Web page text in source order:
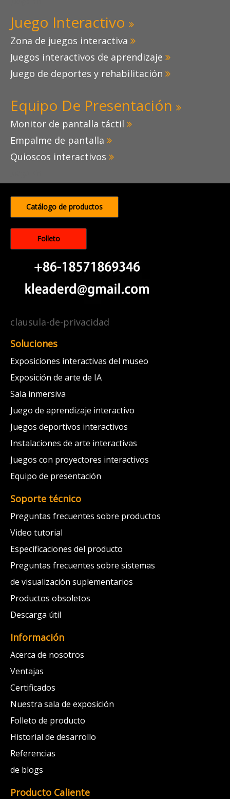
Juego Interactivo 
Zona de juegos interactiva 
Juegos interactivos de aprendizaje 
Juego de deportes y rehabilitación 
Equipo De Presentación 
Monitor de pantalla táctil 
Empalme de pantalla 
Quioscos interactivos 
Catálogo de productos
Folleto
clausula-de-privacidad
Soluciones
Exposiciones interactivas del museo
Exposición de arte de IA
Sala inmersiva
Juego de aprendizaje interactivo
Juegos deportivos interactivos
Instalaciones de arte interactivas
Juegos con proyectores interactivos
Equipo de presentación
Soporte técnico
Preguntas frecuentes sobre productos
Video tutorial
Especificaciones del producto
Preguntas frecuentes sobre sistemas
de visualización suplementarios
Productos obsoletos
Descarga útil
Información
Acerca de nosotros
Ventajas
Certificados
Nuestra sala de exposición
Folleto de producto
Historial de desarrollo
Referencias
de blogs
Producto Caliente